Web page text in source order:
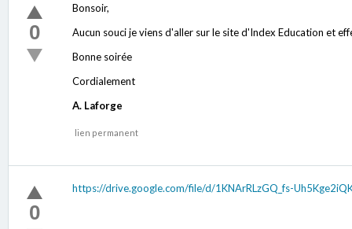
0
Bonsoir,
Aucun souci je viens d'aller sur le site d'Index Education et
Bonne soirée
Cordialement
A. Laforge
lien permanent
0
https://drive.google.com/file/d/1KNArRLzGQ_fs-